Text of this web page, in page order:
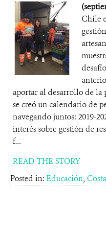
Chile
aportar al desarrollo de la
se creó un calendario de
navegando juntos: 2019-
interés sobre gestión de
f...
READ THE STORY
Posted in: Educación,